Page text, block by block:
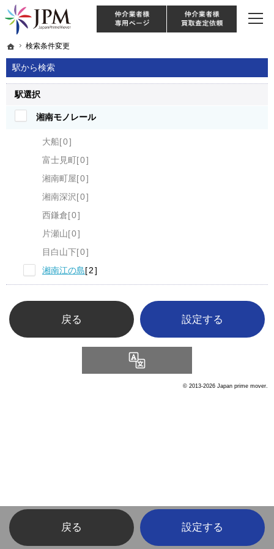
ホーム
検索条件変更
駅から検索
東京・神奈川・埼玉・千葉のリノベーション住宅や中古マンションを手がける会
【物件買取強化中！】リノベーション住宅・不動産・中古マンションならJPM
駅選択
湘南モノレール
大船 0
富士見町 0
湘南町屋 0
湘南深沢 0
西鎌倉 0
片瀬山 0
目白山下 0
湘南江の島 2
戻る
戻る
ホーム
検索条件変更
© 2013-2026 Japan prime mover.